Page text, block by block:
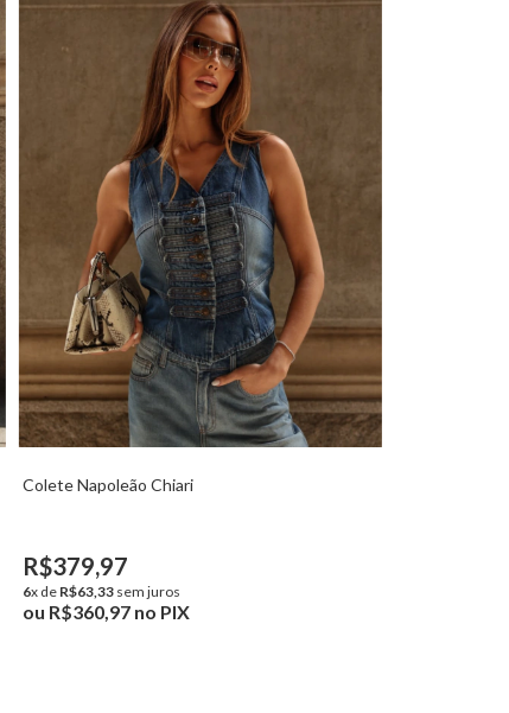
Colete Napoleão Chiari
R$379,97
6x de R$63,33 sem juros
ou R$360,97 no PIX